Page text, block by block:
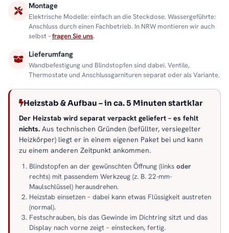
Montage
Elektrische Modelle: einfach an die Steckdose. Wassergeführte:
Anschluss durch einen Fachbetrieb. In NRW montieren wir auch
selbst –fragen Sie uns.
Lieferumfang
Wandbefestigung und Blindstopfen sind dabei. Ventile,
Thermostate und Anschlussgarnituren separat oder als Variante.
Heizstab & Aufbau – in ca. 5 Minuten startklar
Der Heizstab wird separat verpackt geliefert – es fehlt
nichts. Aus technischen Gründen (befüllter, versiegelter
Heizkörper) liegt er in einem eigenen Paket bei und kann
zu einem anderen Zeitpunkt ankommen.
Blindstopfen an der gewünschten Öffnung (links oder
rechts) mit passendem Werkzeug (z. B. 22-mm-
Maulschlüssel) herausdrehen.
Heizstab einsetzen – dabei kann etwas Flüssigkeit austreten
(normal).
Festschrauben, bis das Gewinde im Dichtring sitzt und das
Display nach vorne zeigt – einstecken, fertig.